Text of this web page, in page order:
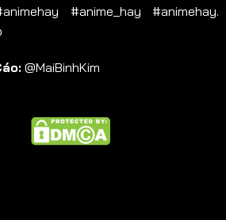
#anime_hay #animehay.
@MaiBinhKim